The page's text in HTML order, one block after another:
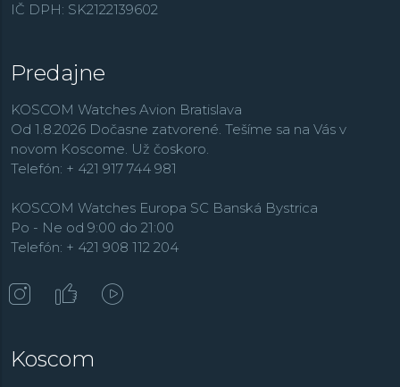
IČ DPH: SK2122139602
Predajne
KOSCOM Watches Avion Bratislava
Od 1.8.2026 Dočasne zatvorené. Tešíme sa na Vás v
novom Koscome. Už čoskoro.
Telefón: + 421 917 744 981
KOSCOM Watches Europa SC Banská Bystrica
Po - Ne od 9:00 do 21:00
Telefón: + 421 908 112 204
Koscom